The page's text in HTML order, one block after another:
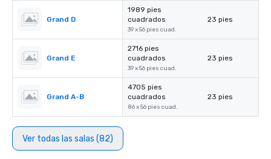
Grand D
1989 pies
cuadrados
39 x 56 pies cuad.
23 pies
Grand E
2716 pies
cuadrados
39 x 56 pies cuad.
23 pies
Grand A-B
4705 pies
cuadrados
86 x 56 pies cuad.
23 pies
Ver todas las salas (82)